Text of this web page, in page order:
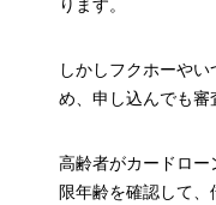
ります。
しかしフクホーや
め、申し込んでも審
高齢者がカードロ
限年齢を確認して、